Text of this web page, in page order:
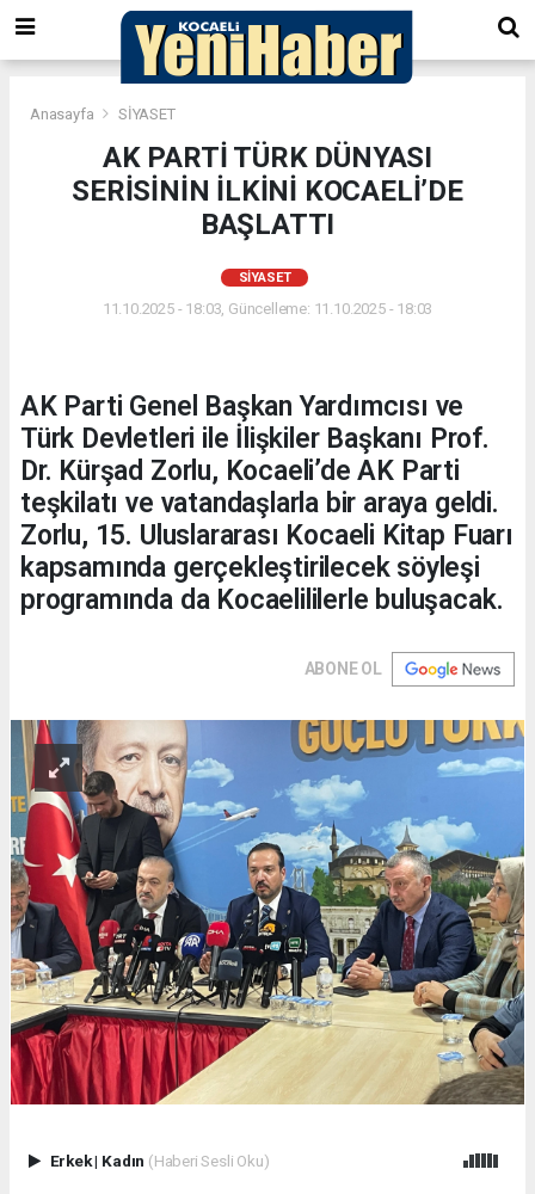
Anasayfa SİYASET
AK PARTİ TÜRK DÜNYASI
SERİSİNİN İLKİNİ KOCAELİ’DE
BAŞLATTI
SİYASET
11.10.2025 - 18:03, Güncelleme: 11.10.2025 - 18:03
AK Parti Genel Başkan Yardımcısı ve
Türk Devletleri ile İlişkiler Başkanı Prof.
Dr. Kürşad Zorlu, Kocaeli’de AK Parti
teşkilatı ve vatandaşlarla bir araya geldi.
Zorlu, 15. Uluslararası Kocaeli Kitap Fuarı
kapsamında gerçekleştirilecek söyleşi
programında da Kocaelililerle buluşacak.
ABONE OL
Erkek| Kadın (Haberi Sesli Oku)